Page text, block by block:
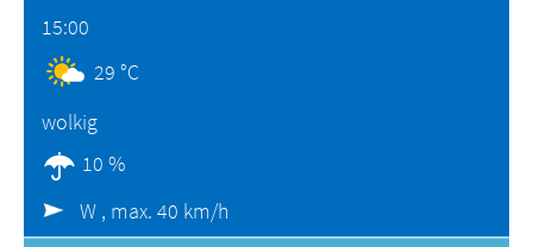
15:00
29 °C
wolkig
10 %
W , max. 40 km/h